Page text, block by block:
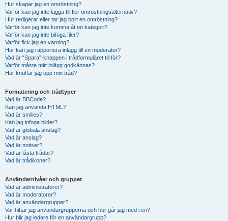
Hur skapar jag en omröstning?
Varför kan jag inte lägga till fler omröstningsalternativ?
Hur redigerar eller tar jag bort en omröstning?
Varför kan jag inte komma åt en kategori?
Varför kan jag inte bifoga filer?
Varför fick jag en varning?
Hur kan jag rapportera inlägg till en moderator?
Vad är “Spara”-knappen i trådformuläret till för?
Varför måste mitt inlägg godkännas?
Hur knuffar jag upp min tråd?
Formatering och trådtyper
Vad är BBCode?
Kan jag använda HTML?
Vad är smilies?
Kan jag infoga bilder?
Vad är globala anslag?
Vad är anslag?
Vad är notiser?
Vad är låsta trådar?
Vad är trådikoner?
Användarnivåer och grupper
Vad är administratörer?
Vad är moderatorer?
Vad är användargrupper?
Var hittar jag användargrupperna och hur går jag med i en?
Hur blir jag ledare för en användargrupp?